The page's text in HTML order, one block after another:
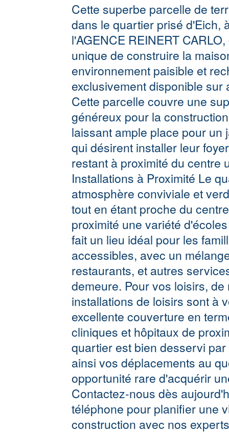
Cette superbe parcelle de
dans le quartier prisé d'Eich,
l'AGENCE REINERT
unique de construire la
environnement paisible et
exclusivement disponible
Cette parcelle couvre une
généreux pour la
laissant ample place pour
qui désirent installer leur
restant à proximité du centre
Installations à Proximité Le
atmosphère conviviale et
tout en étant proche du
proximité une variété
fait un lieu idéal pour les
accessibles, avec un
restaurants, et autres
demeure. Pour vos loisirs,
installations de loisirs sont à
excellente couverture en
cliniques et hôpitaux de
quartier est bien desservi
ainsi vos déplacements au
opportunité rare d'acquérir
Contactez-nous dès
téléphone pour planifier une
construction avec nos